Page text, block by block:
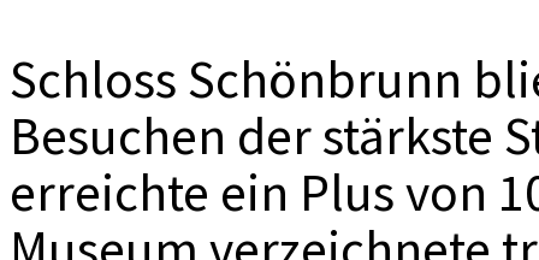
Schloss Schönbrunn
Besuchen der stärkste
erreichte ein Plus von